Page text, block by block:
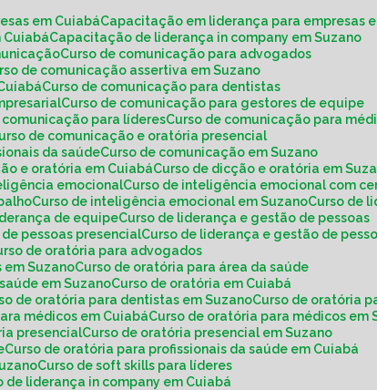
em Cuiabá
Capacitação em liderança para empresas
Cuiabá
Capacitação de liderança in company em Suzano
Curso de comunicação para advogados
de comunicação assertiva em Suzano
Curso de comunicação para dentistas
Curso de comunicação para gestores de equipe
comunicação para líderes
Curso de comunicação para
Curso de comunicação e oratória presencial
da saúde
Curso de comunicação em Suzano
e oratória em Cuiabá
Curso de dicção e oratória em
emocional
Curso de inteligência emocional com
Curso de inteligência emocional em Suzano
Curso de
de equipe
Curso de liderança e gestão de pessoas
de pessoas presencial
Curso de liderança e gestão de
de oratória para advogados
em Suzano
Curso de oratória para área da saúde
em Suzano
Curso de oratória em Cuiabá
de oratória para dentistas em Suzano
Curso de oratória
médicos em Cuiabá
Curso de oratória para médicos em
presencial
Curso de oratória presencial em Suzano
Curso de oratória para profissionais da saúde em Cuiabá
Curso de soft skills para líderes
de liderança in company em Cuiabá